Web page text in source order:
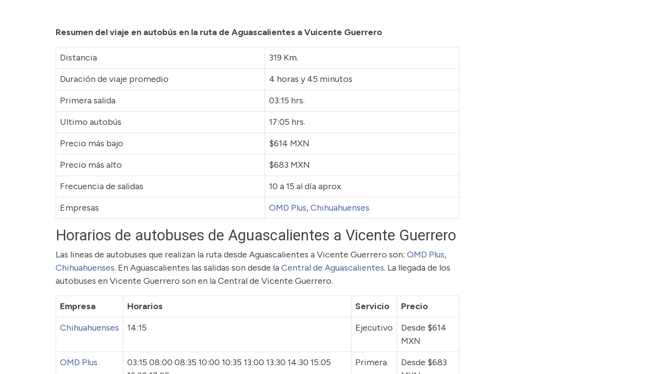
Resumen del viaje en autobús en la ruta de Aguascalientes a Vuicente Guerrero
Distancia
319 Km.
Duración de viaje promedio
4 horas y 45 minutos
Primera salida
03:15 hrs.
Ultimo autobús
17:05 hrs.
Precio más bajo
$614 MXN
Precio más alto
$683 MXN
Frecuencia de salidas
10 a 15 al día aprox.
Empresas
OMD Plus,Chihuahuenses
Horarios de autobuses de Aguascalientes a Vicente Guerrero
Las lineas de autobuses que realizan la ruta desde Aguascalientes a Vicente Guerrero son: OMD Plus,
Chihuahuenses. En Aguascalientes las salidas son desde laCentral de Aguascalientes. La llegada de los
autobuses en Vicente Guerrero son en la Central de Vicente Guerrero.
Empresa Horarios Servicio
Precio
Chihuahuenses
14:15 Ejecutivo
Desde $614
MXN
OMD Plus
03:15 08:00 08:35 10:00 10:35 13:00 13:30 14:30 15:05
Primera
Desde $683